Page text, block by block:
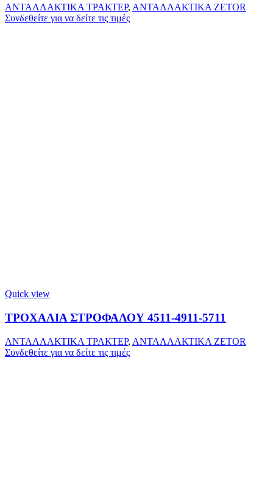
ΑΝΤΑΛΛΑΚΤΙΚΑ ΤΡΑΚΤΕΡ, ΑΝΤΑΛΛΑΚΤΙΚΑ ZETOR
Συνδεθείτε για να δείτε τις τιμές
Quick view
ΤΡΟΧΑΛΙΑ ΣΤΡΟΦΑΛΟΥ 4511-4911-5711
ΑΝΤΑΛΛΑΚΤΙΚΑ ΤΡΑΚΤΕΡ, ΑΝΤΑΛΛΑΚΤΙΚΑ ZETOR
Συνδεθείτε για να δείτε τις τιμές